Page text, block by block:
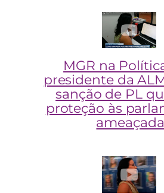
MGR na
presidente da
sanção de PL
proteção às